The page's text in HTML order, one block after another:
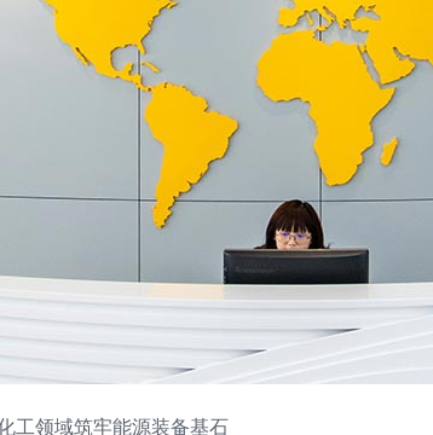
工领域筑牢能源装备基石